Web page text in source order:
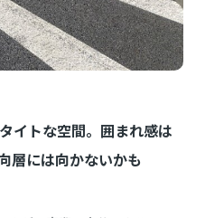
イトな空間。囲まれ感は
層には向かないかも